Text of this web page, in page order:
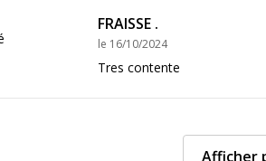
FRAISSE .
le 16/10/2024
Tres contente
Afficher